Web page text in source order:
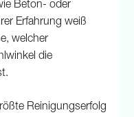
Beton- oder
Erfahrung weiß
welcher
die
Reinigungserfolg